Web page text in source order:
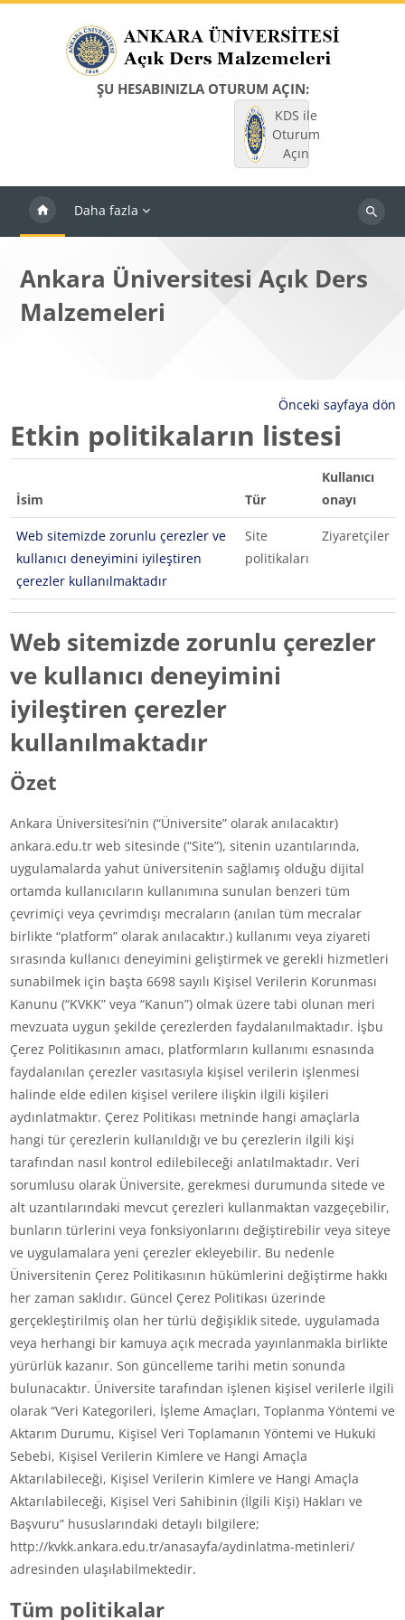
ŞU HESABINIZLA OTURUM AÇIN:
KDS ile
Oturum
Açın
Daha fazla
Dersleri
Ankara Üniversitesi Açık Ders
Malzemeleri
Önceki sayfaya dön
Etkin politikaların listesi
İsim Tür
Kullanıcı
onayı
Web sitemizde zorunlu çerezler ve
kullanıcı deneyimini iyileştiren
çerezler kullanılmaktadır
Site
politikaları
Ziyaretçiler
Web sitemizde zorunlu çerezler
ve kullanıcı deneyimini
iyileştiren çerezler
kullanılmaktadır
Özet
Ankara Üniversitesi’nin (“Üniversite” olarak anılacaktır)
ankara.edu.tr web sitesinde (“Site”), sitenin uzantılarında,
uygulamalarda yahut üniversitenin sağlamış olduğu dijital
ortamda kullanıcıların kullanımına sunulan benzeri tüm
çevrimiçi veya çevrimdışı mecraların (anılan tüm mecralar
birlikte “platform” olarak anılacaktır.) kullanımı veya ziyareti
sırasında kullanıcı deneyimini geliştirmek ve gerekli hizmetleri
sunabilmek için başta 6698 sayılı Kişisel Verilerin Korunması
Kanunu (“KVKK” veya “Kanun”) olmak üzere tabi olunan meri
mevzuata uygun şekilde çerezlerden faydalanılmaktadır. İşbu
Çerez Politikasının amacı, platformların kullanımı esnasında
faydalanılan çerezler vasıtasıyla kişisel verilerin işlenmesi
halinde elde edilen kişisel verilere ilişkin ilgili kişileri
aydınlatmaktır. Çerez Politikası metninde hangi amaçlarla
hangi tür çerezlerin kullanıldığı ve bu çerezlerin ilgili kişi
tarafından nasıl kontrol edilebileceği anlatılmaktadır. Veri
sorumlusu olarak Üniversite, gerekmesi durumunda sitede ve
alt uzantılarındaki mevcut çerezleri kullanmaktan vazgeçebilir,
bunların türlerini veya fonksiyonlarını değiştirebilir veya siteye
ve uygulamalara yeni çerezler ekleyebilir. Bu nedenle
Üniversitenin Çerez Politikasının hükümlerini değiştirme hakkı
her zaman saklıdır. Güncel Çerez Politikası üzerinde
gerçekleştirilmiş olan her türlü değişiklik sitede, uygulamada
veya herhangi bir kamuya açık mecrada yayınlanmakla birlikte
yürürlük kazanır. Son güncelleme tarihi metin sonunda
bulunacaktır. Üniversite tarafından işlenen kişisel verilerle ilgili
olarak “Veri Kategorileri, İşleme Amaçları, Toplanma Yöntemi ve
Aktarım Durumu, Kişisel Veri Toplamanın Yöntemi ve Hukuki
Sebebi, Kişisel Verilerin Kimlere ve Hangi Amaçla
Aktarılabileceği, Kişisel Verilerin Kimlere ve Hangi Amaçla
Aktarılabileceği, Kişisel Veri Sahibinin (İlgili Kişi) Hakları ve
Başvuru” hususlarındaki detaylı bilgilere;
http://kvkk.ankara.edu.tr/anasayfa/aydinlatma-metinleri/
adresinden ulaşılabilmektedir.
Tüm politikalar